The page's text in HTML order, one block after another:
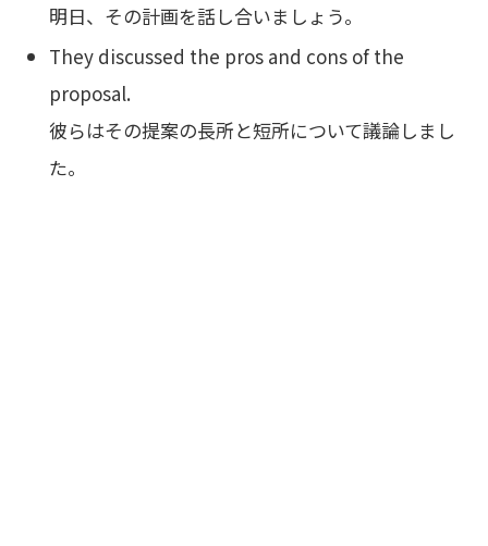
明日、その計画を話し合いましょう。
They discussed the pros and cons of the
proposal.
彼らはその提案の長所と短所について議論しまし
た。